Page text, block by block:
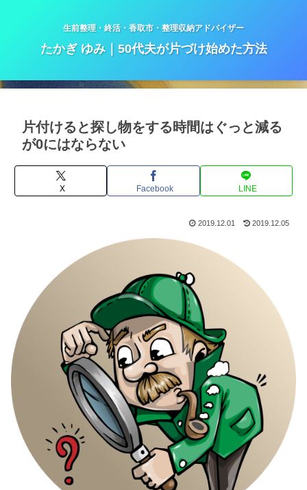
生前整理・終活・香取市・整理収納アドバイザー
たかぎ ゆみ｜50代夫が片づけ始めた方法
片付けると探し物をする時間はぐっと減る
が0にはならない
X Facebook LINE
2019.12.01 2019.12.05